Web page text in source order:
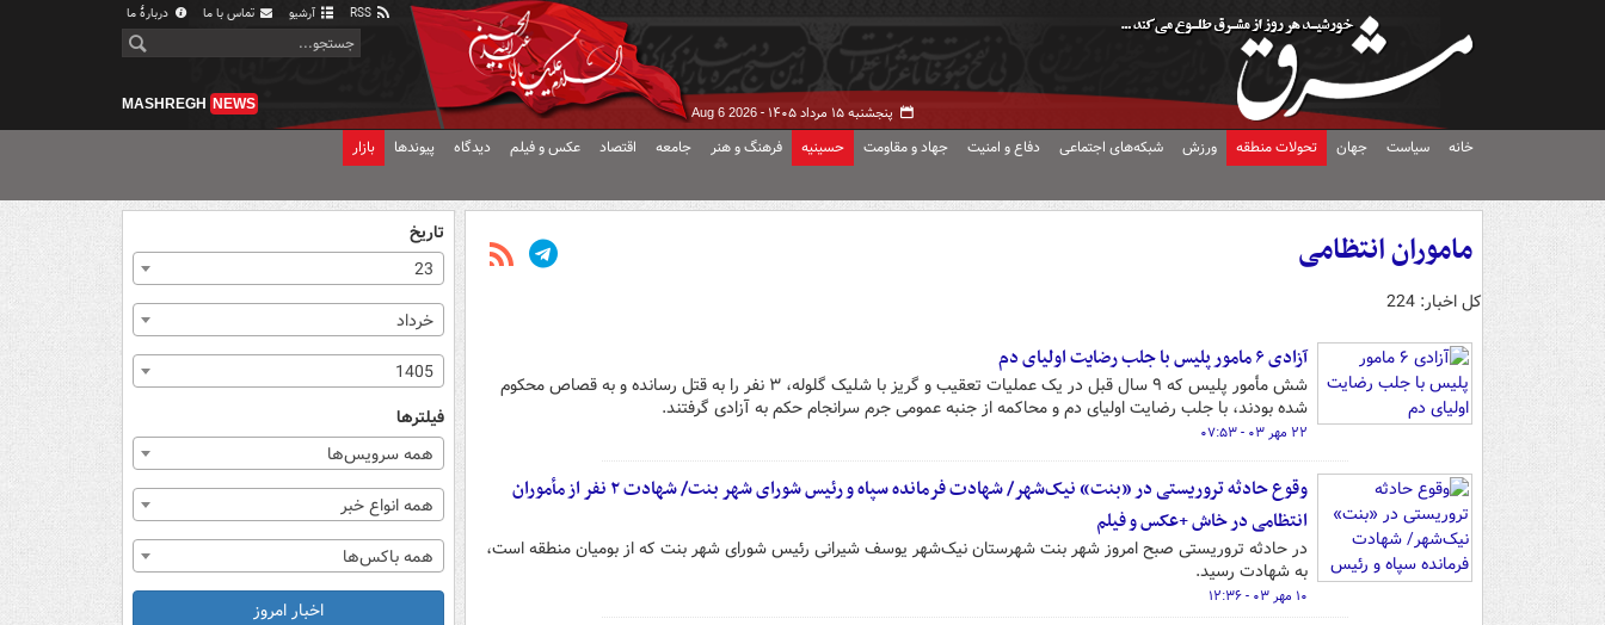
آرشیو تماس با ما دربارهٔ ما
پنجشنبه ۱۵ مرداد ۱۴۰۵ - Aug 6 2026
MASHREGH NEWS
خانه سیاست جهان تحولات منطقه ورزش شبکه‌های اجتماعی دفاع و امنیت جهاد و مقاومت حسینیه فرهنگ و هنر جامعه اقتصاد عکس و فیلم دیدگاه پیوندها بازار
ماموران انتظامی
کل اخبار: 224
آزادی ۶ مامور پلیس با جلب رضایت اولیای دم
شش مأمور پلیس که ۹ سال قبل در یک عملیات تعقیب و گریز با شلیک گلوله، ۳ نفر را به قتل رسانده و به قصاص محکوم
شده بودند، با جلب رضایت اولیای دم و محاکمه از جنبه عمومی جرم سرانجام حکم به آزادی گرفتند.
۲۲ مهر ۰۳ - ۰۷:۵۳
وقوع حادثه تروریستی در «بنت» نیک‌شهر/ شهادت فرمانده سپاه و رئیس شورای شهر بنت/ شهادت ۲ نفر از مأموران
انتظامی در خاش +عکس و فیلم
در حادثه تروریستی صبح امروز شهر بنت شهرستان نیک‌شهر یوسف شیرانی رئیس شورای شهر بنت که از بومیان منطقه است،
به شهادت رسید.
۱۰ مهر ۰۳ - ۱۲:۳۶
تاریخ
23
خرداد
1405
فیلترها
همه سرویس‌ها
همه انواع خبر
همه باکس‌ها
اخبار امروز